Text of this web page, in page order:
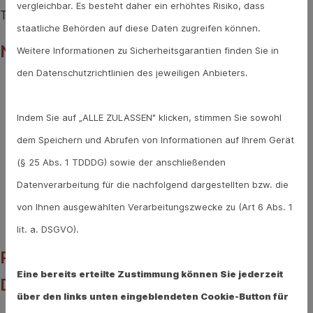
Torasemid auch unerwünschte Nebenwirkungen.
Nebenwirkungen von Torasemid:
Schwäche und Müdigkeit
Muskelkrämpfe
Positives Ergebnis bei der
Dopingprobe
vergleichbar. Es besteht daher ein erhöhtes Risiko, dass
staatliche Behörden auf diese Daten zugreifen können.
Weitere Informationen zu Sicherheitsgarantien finden Sie in
den Datenschutzrichtlinien des jeweiligen Anbieters.
Indem Sie auf „ALLE ZULASSEN" klicken, stimmen Sie sowohl
dem Speichern und Abrufen von Informationen auf Ihrem Gerät
(§ 25 Abs. 1 TDDDG) sowie der anschließenden
Datenverarbeitung für die nachfolgend dargestellten bzw. die
von Ihnen ausgewählten Verarbeitungszwecke zu (Art 6 Abs. 1
lit. a. DSGVO).
Eine bereits erteilte Zustimmung können Sie jederzeit
über den links unten eingeblendeten Cookie-Button für